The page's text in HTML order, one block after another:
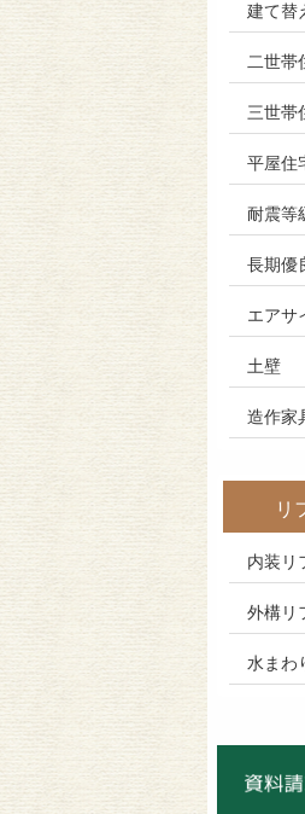
建て替
二世帯
三世帯
平屋住
耐震等
長期優
エアサ
土壁
造作家
リ
内装リ
外構リ
水まわ